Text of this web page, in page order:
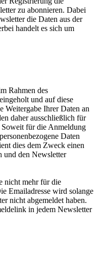
zu abonnieren. Dabei
die Daten aus der
handelt es sich um
Rahmen des
und auf diese
Weitergabe Ihrer Daten an
daher ausschließlich für
Soweit für die Anmeldung
Daten
dies dem Zweck einen
und den Newsletter
nicht mehr für die
Emailadresse wird solange
nicht abgemeldet haben.
in jedem Newsletter